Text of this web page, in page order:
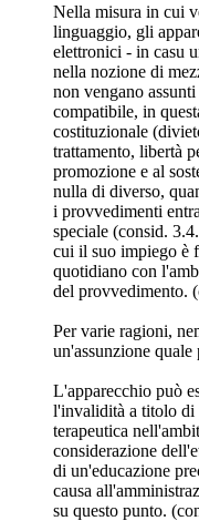
Nella misura in cui
linguaggio, gli
elettronici - in casu
nella nozione di
non vengano
compatibile, in
costituzionale
trattamento, libertà
promozione e al
nulla di diverso,
i provvedimenti
speciale (consid.
cui il suo impiego è
quotidiano con
del provvedimento.
Per varie ragioni,
un'assunzione
L'apparecchio può
l'invalidità a titolo di
terapeutica
considerazione
di un'educazione
causa
su questo punto.